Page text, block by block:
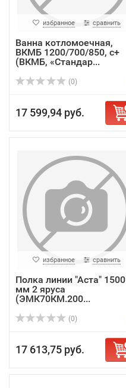
избранное сравнить
Ванна котломоечная,
ВКМБ 1200/700/850, с+
(ВКМБ, «Стандар...
(0)
17 599,94 руб.
избранное сравнить
Полка линии "Аста" 1500
мм 2 яруса
(ЭМК70КМ.200...
(0)
17 613,75 руб.